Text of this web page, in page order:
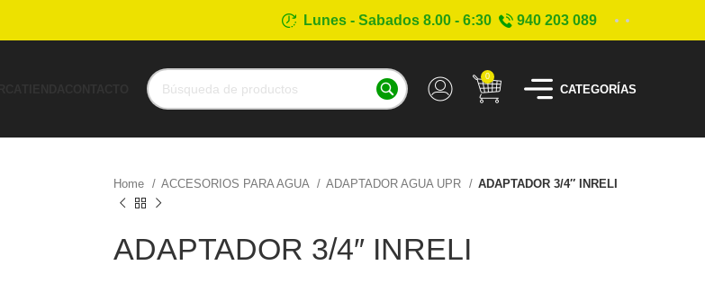
Lunes - Sabados 8.00 - 6:30 940 203 089
0
CATEGORÍAS
Home ACCESORIOS PARA AGUA ADAPTADOR AGUA UPR ADAPTADOR 3/4″ INRELI
ADAPTADOR 3/4″ INRELI